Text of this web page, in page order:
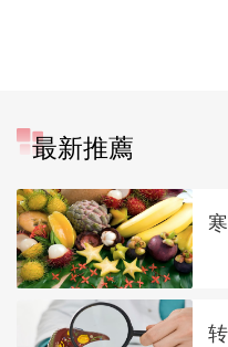
最新推薦